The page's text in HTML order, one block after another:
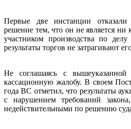
Первые две инстанции
решение тем, что он не является
участником производства по
результаты торгов не затрагивают
Не соглашаясь с
кассационную жалобу. В своем
года ВС отметил, что результаты
с нарушением требований
недействительными по решению